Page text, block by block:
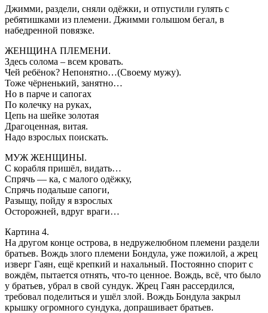
Джимми, раздели, сняли одёжки, и отпустили гулять с
ребятишками из племени. Джимми голышом бегал, в
набедренной повязке.
ЖЕНЩИНА ПЛЕМЕНИ.
Здесь солома – всем кровать.
Чей ребёнок? Непонятно…(Своему мужу).
Тоже чёрненький, занятно…
Но в парче и сапогах
По колечку на руках,
Цепь на шейке золотая
Драгоценная, витая.
Надо взрослых поискать.
МУЖ ЖЕНЩИНЫ.
С корабля пришёл, видать…
Спрячь — ка, с малого одёжку,
Спрячь подальше сапоги,
Разыщу, пойду я взрослых
Осторожней, вдруг враги…
Картина 4.
На другом конце острова, в недружелюбном племени раздели
братьев. Вождь злого племени Бондула, уже пожилой, а жрец
изверг Гаян, ещё крепкий и нахальный. Постоянно спорит с
вождём, пытается отнять, что-то ценное. Вождь, всё, что было
у братьев, убрал в свой сундук. Жрец Гаян рассердился,
требовал поделиться и ушёл злой. Вождь Бондула закрыл
крышку огромного сундука, допрашивает братьев.